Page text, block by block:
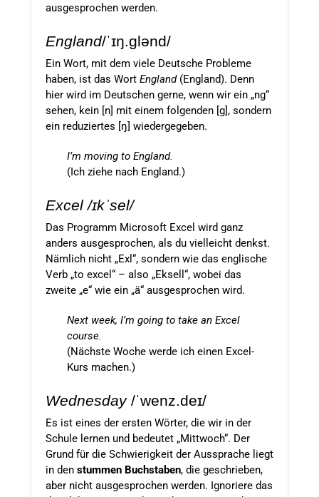
ausgesprochen werden.
England/ˈɪŋ.ɡlənd/
Ein Wort, mit dem viele Deutsche Probleme
haben, ist das Wort England(England). Denn
hier wird im Deutschen gerne, wenn wir ein „ng“
sehen, kein [n] mit einem folgenden [g], sondern
ein reduziertes [ŋ] wiedergegeben.
I’m moving to England.
(Ich ziehe nach England.)
Excel/ɪkˈsel/
Das Programm Microsoft Excel wird ganz
anders ausgesprochen, als du vielleicht denkst.
Nämlich nicht „Exl“, sondern wie das englische
Verb „to excel“ – also „Eksell“, wobei das
zweite „e“ wie ein „ä“ ausgesprochen wird.
Next week, I’m going to take an Excel
course.
(Nächste Woche werde ich einen Excel-
Kurs machen.)
Wednesday /ˈwenz.deɪ/
Es ist eines der ersten Wörter, die wir in der
Schule lernen und bedeutet „Mittwoch“. Der
Grund für die Schwierigkeit der Aussprache liegt
in den stummen Buchstaben, die geschrieben,
aber nicht ausgesprochen werden. Ignoriere das